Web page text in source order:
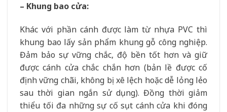
– Khung bao cửa:
Khác với phần cánh được làm từ nhựa PVC thì
khung bao lấy sản phẩm khung gỗ công nghiệp.
Đảm bảo sự vững chắc, độ bền tốt hơn và giữ
được cánh cửa chắc chắn hơn (bản lề được cố
định vững chãi, không bị xê lệch hoặc dễ lỏng lẻo
sau thời gian ngắn sử dụng). Đồng thời giảm
thiểu tối đa những sự cố sụt cánh cửa khi đóng